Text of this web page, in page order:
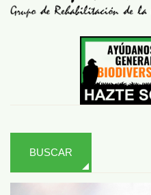
BUSCAR